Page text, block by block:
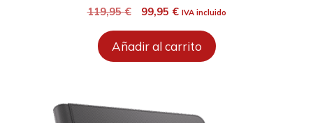
119,95€
El
original
era:
99,95 €El
actual
es:
IVA incluido
Añadir al carrito